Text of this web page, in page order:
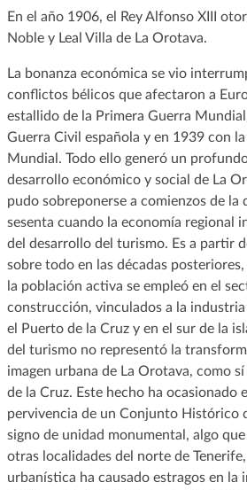
En el año 1906, el Rey Alfonso XIII
Noble y Leal Villa de La Orotava.
La bonanza económica se vio
conflictos bélicos que afectaron a
estallido de la Primera Guerra
Guerra Civil española y en 1939 con
Mundial. Todo ello generó un
desarrollo económico y social de La
pudo sobreponerse a comienzos de la
sesenta cuando la economía regional
del desarrollo del turismo. Es a partir
sobre todo en las décadas
la población activa se empleó en el
construcción, vinculados a la
el Puerto de la Cruz y en el sur de la
del turismo no representó la
imagen urbana de La Orotava, como
de la Cruz. Este hecho ha ocasionado
pervivencia de un Conjunto Histórico
signo de unidad monumental, algo
otras localidades del norte de
urbanística ha causado estragos en la